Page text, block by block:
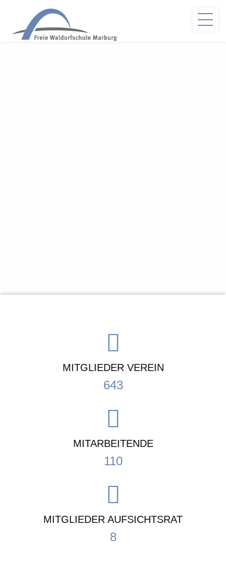
MITGLIEDER VEREIN
643
MITARBEITENDE
110
MITGLIEDER AUFSICHTSRAT
8